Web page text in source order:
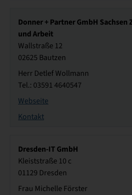
Donner + Partner GmbH
und Arbeit
Wallstraße 12
02625 Bautzen
Herr Detlef Wollmann
Tel.: 03591 4640547
Webseite
Kontakt
Dresden-IT GmbH
Kleiststraße 10 c
01129 Dresden
Frau Michelle Förster